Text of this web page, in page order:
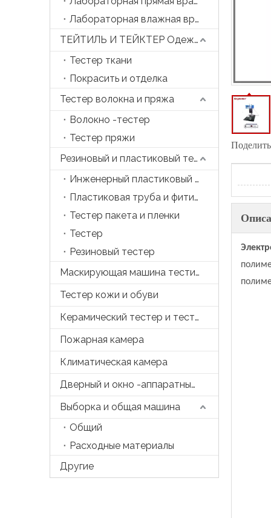
Лабораторная влажная вращающаяся машина
ТЕЙТИЛЬ И ТЕЙКТЕР Одежда
Тестер ткани
Покрасить и отделка
Тестер волокна и пряжа
Волокно -тестер
Тестер пряжи
Резиновый и пластиковый тестер
Инженерный пластиковый тестер
Пластиковая труба и фитинга тестер
Тестер пакета и пленки
Тестер
Резиновый тестер
Маскирующая машина тестирования
Тестер кожи и обуви
Керамический тестер и тесто
Пожарная камера
Климатическая камера
Дверный и окно -аппаратный тестер
Выборка и общая машина
Общий
Расходные материалы
Другие